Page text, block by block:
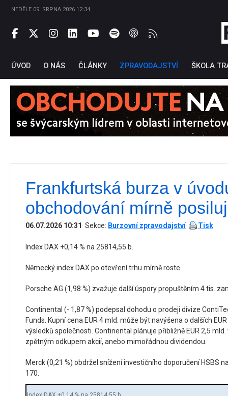
NEDĚLE 09. SRPNA 2026 12:34
ÚVOD O NÁS ČLÁNKY ZPRAVODAJSTVÍ ŠKOLA
Frankfurtská burza v
obchodování mírně
06.07.2026 10:31 Sekce: Burzovní zpravodajství Tisk
Index DAX +0,14 % na 25814,55 b.
Německý index DAX po otevření trhu mírně roste.
Porsche AG (1,98 %) zvažuje další úspory propuštěním 4 tis.
Continental (- 1,87 %) podepsal dohodu o prodeji divize
Funds. Kupní cena EUR 4 mld. může být navýšena o dalších
výsledků společnosti. Continental plánuje přibližně EUR 2,5
zpětným odkupem akcií, anebo mimořádnou dividendou.
Merck (0,21 %) obdržel snížení investičního doporučení HSBS
170.